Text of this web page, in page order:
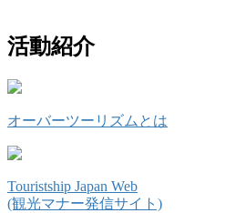
活動紹介
オーバーツーリズムとは
Touristship Japan Web
(観光マナー発信サイト)